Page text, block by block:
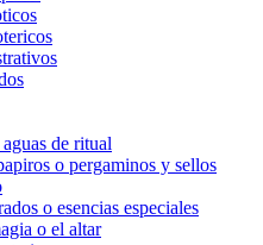
de ritual
o pergaminos y sellos
o esencias especiales
o el altar